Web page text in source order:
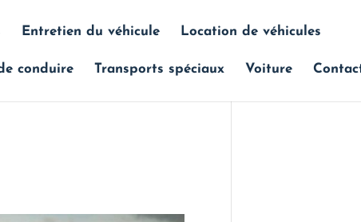
Entretien du véhicule Location de véhicules
conduire Transports spéciaux Voiture